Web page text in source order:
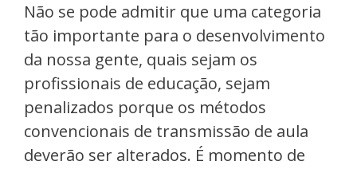
Não se pode admitir que uma categoria
tão importante para o desenvolvimento
da nossa gente, quais sejam os
profissionais de educação, sejam
penalizados porque os métodos
convencionais de transmissão de aula
deverão ser alterados. É momento de